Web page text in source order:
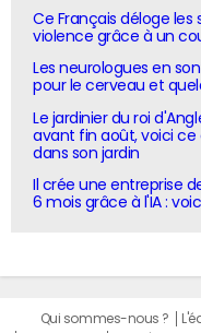
Ce Français déloge
violence grâce à un
Les neurologues en
pour le cerveau et
Le jardinier du roi
avant fin août, voici
dans son jardin
Il crée une entreprise
6 mois grâce à l'IA :
Qui sommes-nous ?